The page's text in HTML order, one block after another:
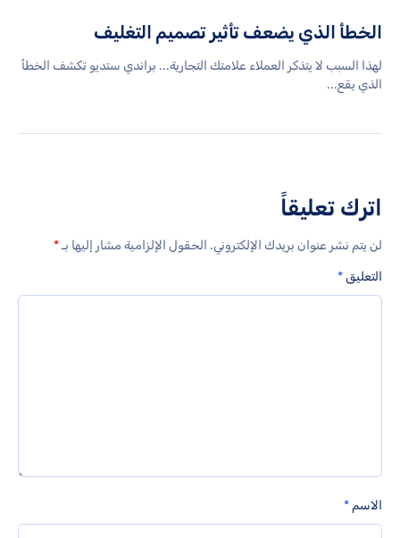
الخطأ الذي يضعف تأثير تصميم التغليف
لهذا السبب لا يتذكر العملاء علامتك التجارية... براندي ستديو تكشف الخطأ
الذي يقع...
اترك تعليقاً
لن يتم نشر عنوان بريدك الإلكتروني. الحقول الإلزامية مشار إليها بـ*
التعليق*
الاسم *